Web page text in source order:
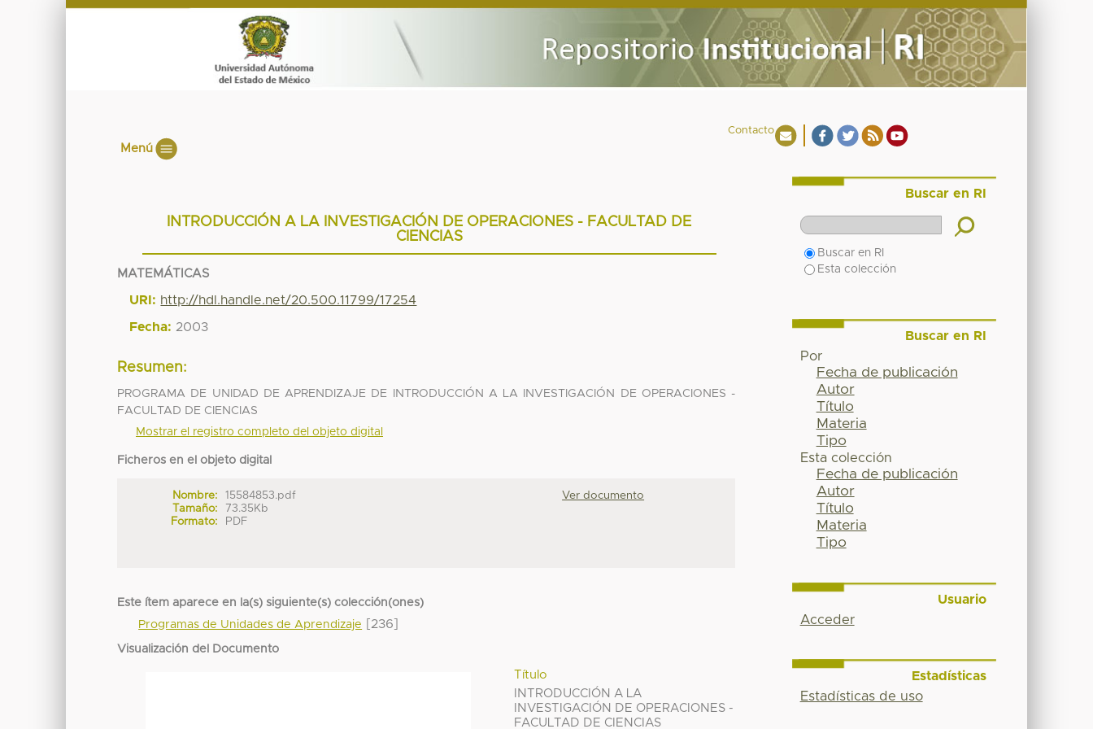
Contacto
Menú
INTRODUCCIÓN A LA INVESTIGACIÓN DE OPERACIONES - FACULTAD DE
CIENCIAS
MATEMÁTICAS
URI: http://hdl.handle.net/20.500.11799/17254
Fecha: 2003
Resumen:
PROGRAMA DE UNIDAD DE APRENDIZAJE DE INTRODUCCIÓN A LA INVESTIGACIÓN DE OPERACIONES -
FACULTAD DE CIENCIAS
Mostrar el registro completo del objeto digital
Ficheros en el objeto digital
Nombre:
15584853.pdf
Tamaño:
73.35Kb
Formato:
PDF
Ver documento
Este ítem aparece en la(s) siguiente(s) colección(ones)
Programas de Unidades de Aprendizaje
[236]
Visualización del Documento
Título
INTRODUCCIÓN A LA
INVESTIGACIÓN DE OPERACIONES -
FACULTAD DE CIENCIAS
Buscar en RI
Buscar en RI
Esta colección
Buscar en RI
Por
Fecha de publicación
Autor
Título
Materia
Tipo
Esta colección
Fecha de publicación
Autor
Título
Materia
Tipo
Usuario
Acceder
Estadísticas
Estadísticas de uso